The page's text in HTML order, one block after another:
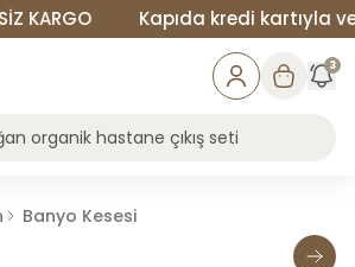
Kapıda kredi kartıyla
3
Banyo Kesesi